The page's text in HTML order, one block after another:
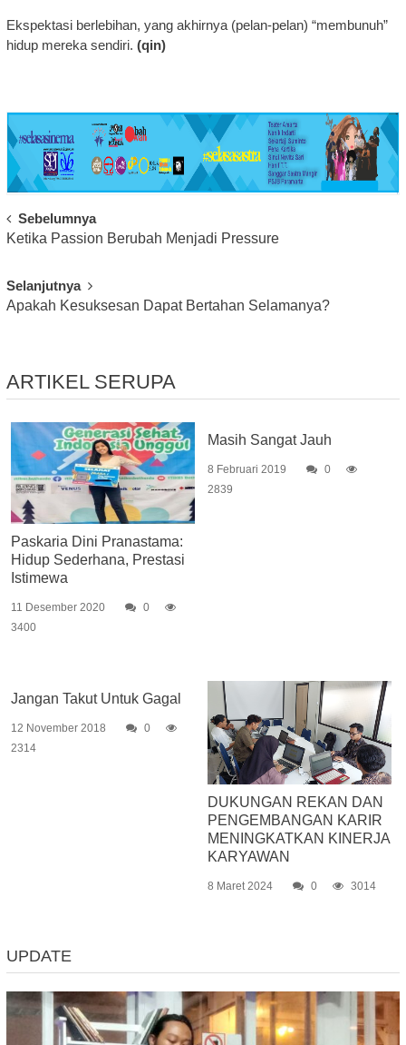
Ekspektasi berlebihan, yang akhirnya (pelan-pelan) “membunuh”
hidup mereka sendiri. (qin)
Post
Navigation
Sebelumnya
Ketika Passion Berubah Menjadi Pressure
Selanjutnya
Apakah Kesuksesan Dapat Bertahan Selamanya?
ARTIKEL SERUPA
Paskaria Dini Pranastama:
Hidup Sederhana, Prestasi
Istimewa
11 Desember 2020
0
3400
Masih Sangat Jauh
8 Februari 2019
0
2839
Jangan Takut Untuk Gagal
12 November 2018
0
2314
DUKUNGAN REKAN DAN
PENGEMBANGAN KARIR
MENINGKATKAN KINERJA
KARYAWAN
8 Maret 2024 0 3014
UPDATE